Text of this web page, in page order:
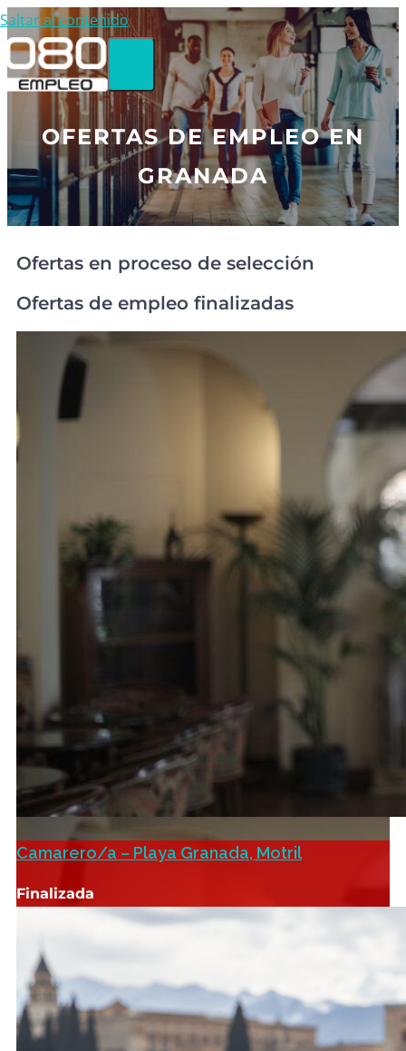
Saltar al contenido
OFERTAS DE EMPLEO EN
GRANADA
Ofertas en proceso de selección
Ofertas de empleo finalizadas
Camarero/a – Playa Granada, Motril
Finalizada